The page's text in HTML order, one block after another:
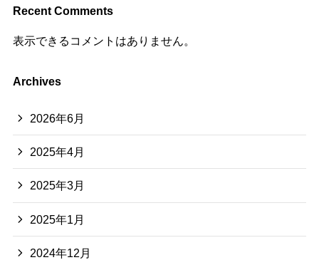
Recent Comments
表示できるコメントはありません。
Archives
2026年6月
2025年4月
2025年3月
2025年1月
2024年12月